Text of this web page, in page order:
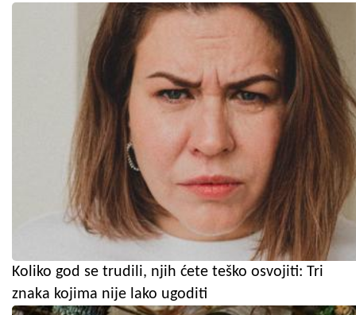
Koliko god se trudili, njih ćete teško osvojiti: Tri
znaka kojima nije lako ugoditi